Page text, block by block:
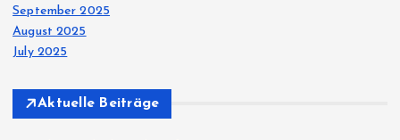
September 2025
August 2025
July 2025
Aktuelle Beiträge